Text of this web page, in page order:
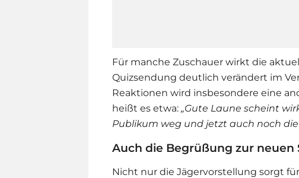
Für manche Zuschauer wirkt die
Quizsendung deutlich verändert im
Reaktionen wird insbesondere eine
heißt es etwa: „Gute Laune scheint
Publikum weg und jetzt auch noch
Auch die Begrüßung zur neuen
Nicht nur die Jägervorstellung sorgt